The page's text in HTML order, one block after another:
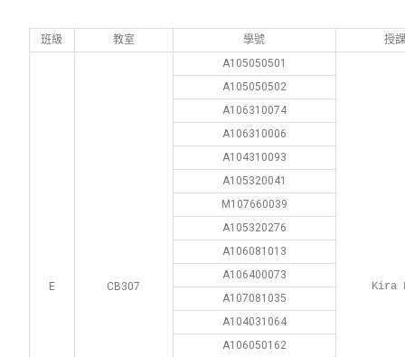
班級 教室 學號 授
E CB307
A105050501
Kira
A105050502
A106310074
A106310006
A104310093
A105320041
M107660039
A105320276
A106081013
A106400073
A107081035
A104031064
A106050162